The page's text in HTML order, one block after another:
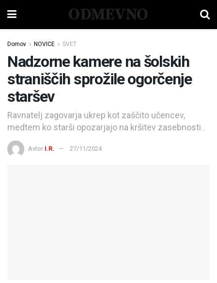
ODMEVNO
Domov NOVICE SVET
Nadzorne kamere na šolskih
straniščih sprožile ogorčenje
staršev
Ravnatelj zagovarja ukrep kot zaščito učencev,
medtem ko starši opozarjajo na kršitev zasebnosti .
Avtor I.R. 27/11/2024